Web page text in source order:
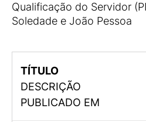
Qualificação do Servidor
Soledade e João Pessoa
TÍTULO
DESCRIÇÃO
PUBLICADO EM